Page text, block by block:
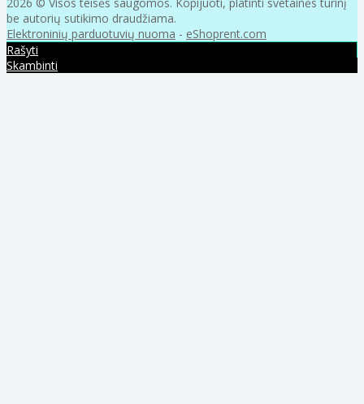
be autorių sutikimo draudžiama.
Elektroninių parduotuvių nuoma - eShoprent.com
Rašyti
Skambinti